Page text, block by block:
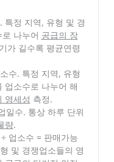
특정 지역, 유형 및 경
나누어 공급의 장
가 길수록 평균연령
수. 특정 지역, 유형
업소수로 나누어 해
영세성 측정.
일수. 통상 하루 단위
량.
업소수 = 판매가능
및 경쟁업소들의 영